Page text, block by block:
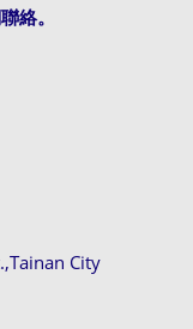
絡。
City